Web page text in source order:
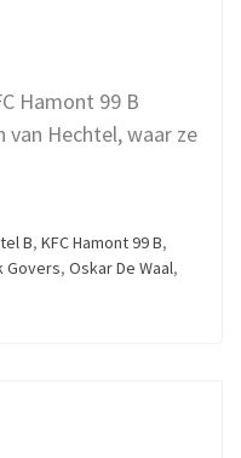
Hamont 99 B
Hechtel, waar ze
B, KFC Hamont 99 B,
Govers, Oskar De Waal,